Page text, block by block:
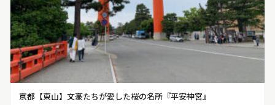
京都【東山】文豪たちが愛した桜の名所『平安神宮』